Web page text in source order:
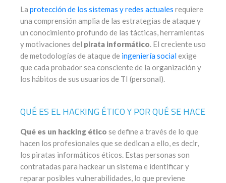
La protección de los sistemas y redes actuales requiere
una comprensión amplia de las estrategias de ataque y
un conocimiento profundo de las tácticas, herramientas
y motivaciones del pirata informático. El creciente uso
de metodologías de ataque de ingeniería socialexige
que cada probador sea consciente de la organización y
los hábitos de sus usuarios de TI (personal).
QUÉ ES EL HACKING ÉTICO Y POR QUÉ SE HACE
Qué es un hacking ético se define a través de lo que
hacen los profesionales que se dedican a ello, es decir,
los piratas informáticos éticos. Estas personas son
contratadas para hackear un sistema e identificar y
reparar posibles vulnerabilidades, lo que previene